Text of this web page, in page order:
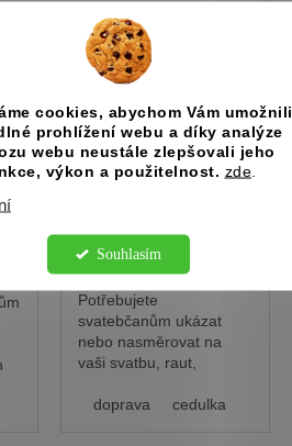
cookies, abychom Vám umožnili
prohlížení webu a díky analýze
webu neustále zlepšovali jeho
výkon a použitelnost. zde
Souhlasím
Boho svatební
ukazatel k zavěšení
Skladem
DETAIL
Potřebujete
svatebčanům ukázat
nebo nasměrovat na
vaši svatbu, raut,
Využíjte cedulku nebo
doprava cedulka